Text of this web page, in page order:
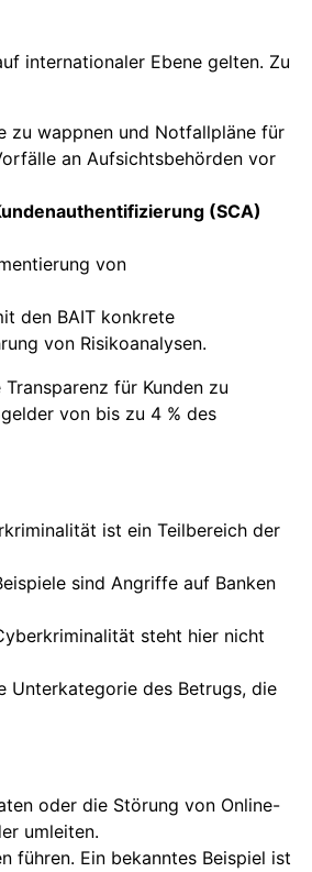
internationaler Ebene gelten. Zu
zu wappnen und Notfallpläne für
an Aufsichtsbehörden vor
(SCA)
von
den BAIT konkrete
von Risikoanalysen.
für Kunden zu
von bis zu 4 % des
ist ein Teilbereich der
sind Angriffe auf Banken
steht hier nicht
Unterkategorie des Betrugs, die
oder die Störung von Online-
umleiten.
führen. Ein bekanntes Beispiel ist